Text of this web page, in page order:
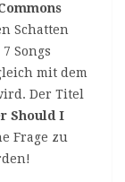
Schatten
Songs
mit dem
Der Titel
Should I
Frage zu